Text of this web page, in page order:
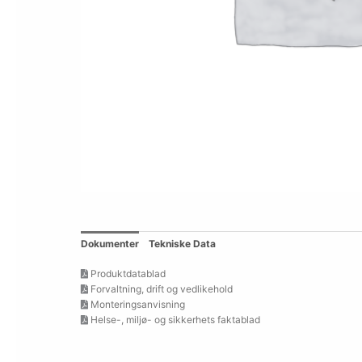
Dokumenter Tekniske Data
Produktdatablad
Forvaltning, drift og vedlikehold
Monteringsanvisning
Helse-, miljø- og sikkerhets faktablad